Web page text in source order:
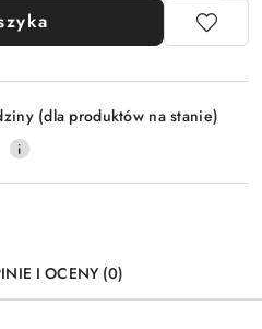
(dla produktów na stanie)
I OCENY (0)